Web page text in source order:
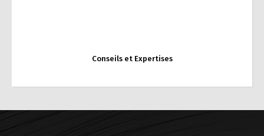
Conseils et Expertises